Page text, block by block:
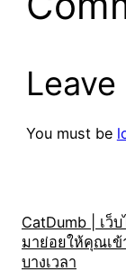
You must be
CatDumb | เว็
มาย่อยให้คุณเข้
บางเวลา